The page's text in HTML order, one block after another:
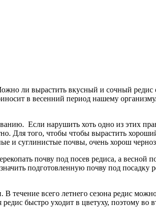
ли вырастить вкусный и сочный редис
в весенний период нашему
Если нарушить хоть одно из этих
Для того, чтобы чтобы вырастить
и суглинистые почвы, очень хорош
почву под посев редиса, а весной
подготовленную почву под
течение всего летнего сезона редис
быстро уходит в цветуху, поэтому во